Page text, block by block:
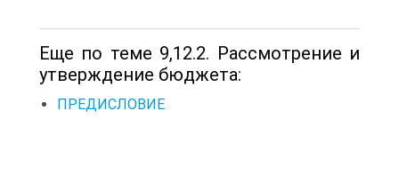
Еще по теме 9,12.2. Рассмотрение и
утверждение бюджета:
ПРЕДИСЛОВИЕ